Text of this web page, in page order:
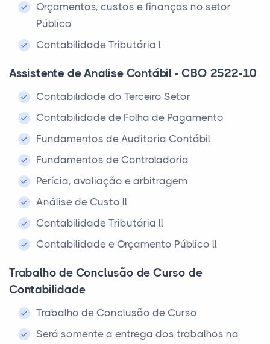
Orçamentos, custos e finanças no setor
Público
Contabilidade Tributária l
Assistente de Analise Contábil - CBO 2522-10
Contabilidade do Terceiro Setor
Contabilidade de Folha de Pagamento
Fundamentos de Auditoria Contábil
Fundamentos de Controladoria
Perícia, avaliação e arbitragem
Análise de Custo ll
Contabilidade Tributária ll
Contabilidade e Orçamento Público ll
Trabalho de Conclusão de Curso de
Contabilidade
Trabalho de Conclusão de Curso
Será somente a entrega dos trabalhos na